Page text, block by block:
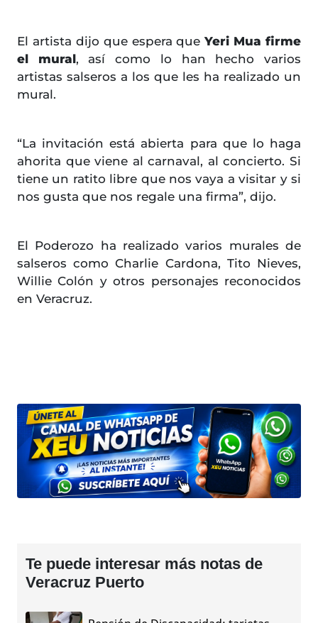
El artista dijo que espera queYeri Mua firme
el mural, así como lo han hecho varios
artistas salseros a los que les ha realizado un
mural.
“La invitación está abierta para que lo haga
ahorita que viene al carnaval, al concierto. Si
tiene un ratito libre que nos vaya a visitar y si
nos gusta que nos regale una firma”, dijo.
El Poderozo ha realizado varios murales de
salseros como Charlie Cardona, Tito Nieves,
Willie Colón y otros personajes reconocidos
en Veracruz.
Te puede interesar más notas de
Veracruz Puerto